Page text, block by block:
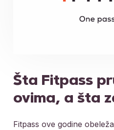
Šta Fitpass
ovima, a šta
Fitpass ove godine